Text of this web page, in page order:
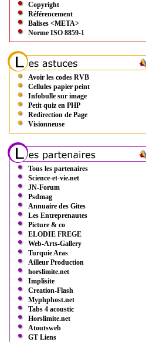
Copyright
Référencement
Balises <META>
Norme ISO 8859-1
Avoir les codes RVB
Cellules papier peint
Infobulle sur image
Petit quiz en PHP
Redirection de Page
Visionneuse
Tous les partenaires
Science-et-vie.net
JN-Forum
Psdmag
Annuaire des Gites
Les Entreprenautes
Picture & co
ELODIE FREGE
Web-Arts-Gallery
Turquie Aras
Ailleur Production
horslimite.net
Implisite
Creation-Flash
Myphphost.net
Tabs 4 acoustic
Horslimite.net
Atoutsweb
GT Liens